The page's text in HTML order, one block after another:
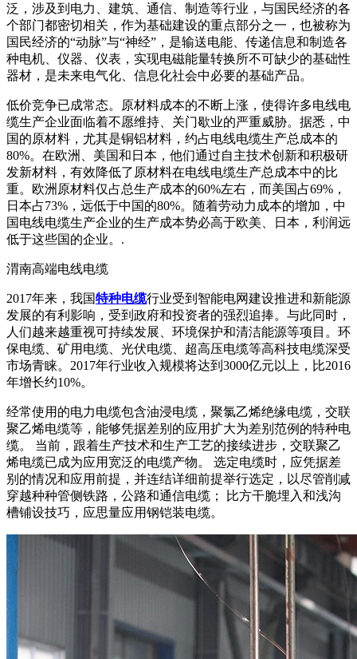
泛，涉及到电力、建筑、通信、制造等行业，与国民经济的各
个部门都密切相关，作为基础建设的重点部分之一，也被称为
国民经济的“动脉”与“神经”，是输送电能、传递信息和制造各
种电机、仪器、仪表，实现电磁能量转换所不可缺少的基础性
器材，是未来电气化、信息化社会中必要的基础产品。
低价竞争已成常态。原材料成本的不断上涨，使得许多电线电
缆生产企业面临着不愿维持、关门歇业的严重威胁。据悉，中
国的原材料，尤其是铜铝材料，约占电线电缆生产总成本的
80%。在欧洲、美国和日本，他们通过自主技术创新和积极研
发新材料，有效降低了原材料在电线电缆生产总成本中的比
重。欧洲原材料仅占总生产成本的60%左右，而美国占69%，
日本占73%，远低于中国的80%。随着劳动力成本的增加，中
国电线电缆生产企业的生产成本势必高于欧美、日本，利润远
低于这些国的企业。.
渭南高端电线电缆
2017年来，我国特种电缆行业受到智能电网建设推进和新能源
发展的有利影响，受到政府和投资者的强烈追捧。与此同时，
人们越来越重视可持续发展、环境保护和清洁能源等项目。环
保电缆、矿用电缆、光伏电缆、超高压电缆等高科技电缆深受
市场青睐。2017年行业收入规模将达到3000亿元以上，比2016
年增长约10%。
经常使用的电力电缆包含油浸电缆，聚氯乙烯绝缘电缆，交联
聚乙烯电缆等，能够凭据差别的应用扩大为差别范例的特种电
缆。 当前，跟着生产技术和生产工艺的接续进步，交联聚乙
烯电缆已成为应用宽泛的电缆产物。 选定电缆时，应凭据差
别的情况和应用前提，并连结详细前提举行选定，以尽管削减
穿越种种管侧铁路，公路和通信电缆； 比方干脆埋入和浅沟
槽铺设技巧，应思量应用钢铠装电缆。